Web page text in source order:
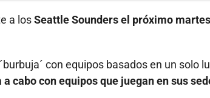
a losSeattle Sounders el próximo
con equipos basados en un solo
cabo con equipos que juegan en sus